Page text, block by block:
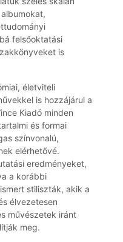
felsőoktatási
is
életviteli
is hozzájárul a
Kiadó minden
és formai
színvonalú,
elérhetővé.
eredményeket,
a korábbi
stiliszták, akik a
élvezetesen
művészetek iránt
meg.